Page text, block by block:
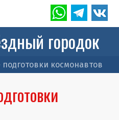
городок
космонавтов